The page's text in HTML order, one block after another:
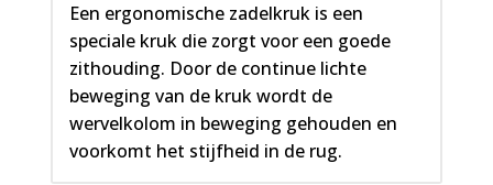
Een ergonomische zadelkruk is een
speciale kruk die zorgt voor een goede
zithouding. Door de continue lichte
beweging van de kruk wordt de
wervelkolom in beweging gehouden en
voorkomt het stijfheid in de rug.